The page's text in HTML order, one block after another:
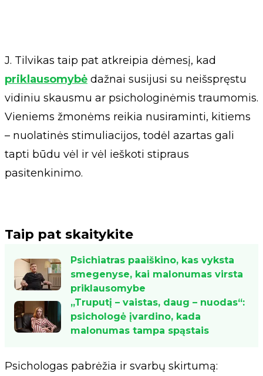
J. Tilvikas taip pat atkreipia dėmesį, kad
priklausomybė dažnai susijusi su neišspręstu
vidiniu skausmu ar psichologinėmis traumomis.
Vieniems žmonėms reikia nusiraminti, kitiems
– nuolatinės stimuliacijos, todėl azartas gali
tapti būdu vėl ir vėl ieškoti stipraus
pasitenkinimo.
Taip pat skaitykite
Psichiatras paaiškino, kas vyksta
smegenyse, kai malonumas virsta
priklausomybe
„Truputį – vaistas, daug – nuodas“:
psichologė įvardino, kada
malonumas tampa spąstais
Psichologas pabrėžia ir svarbų skirtumą: